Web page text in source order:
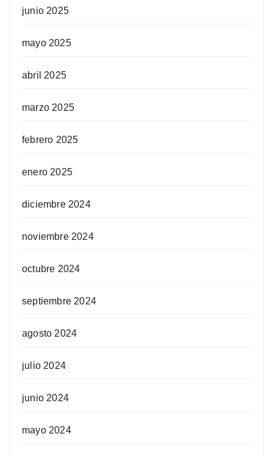
junio 2025
mayo 2025
abril 2025
marzo 2025
febrero 2025
enero 2025
diciembre 2024
noviembre 2024
octubre 2024
septiembre 2024
agosto 2024
julio 2024
junio 2024
mayo 2024